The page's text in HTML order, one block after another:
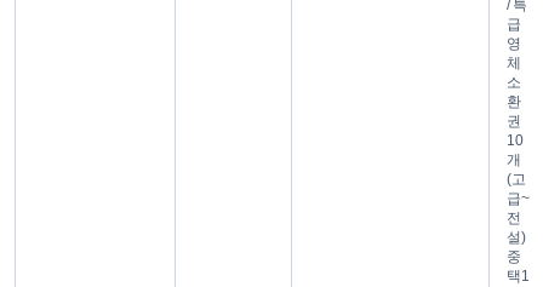
/ 특
급
영
체
소
환
권
10
개
(고
급~
전
설)
중
택1